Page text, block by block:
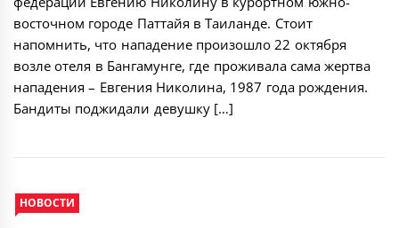
восточном городе Паттайя в Таиланде. Стоит
напомнить, что нападение произошло 22 октября
возле отеля в Бангамунге, где проживала сама жертва
нападения – Евгения Николина, 1987 года рождения.
Бандиты поджидали девушку […]
НОВОСТИ